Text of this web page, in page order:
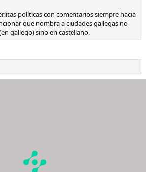
políticas con comentarios siempre hacia
que nombra a ciudades gallegas no
gallego) sino en castellano.